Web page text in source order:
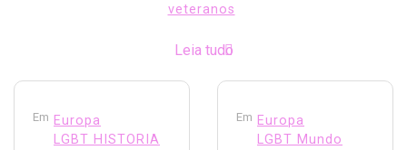
veteranos
Leia tudo
Em Europa
LGBT HISTORIA
Em Europa
LGBT Mundo